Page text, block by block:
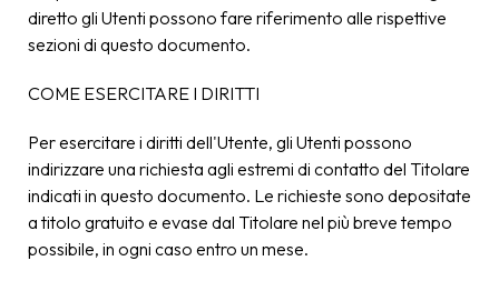
diretto gli Utenti possono fare riferimento alle rispettive
sezioni di questo documento.
COME ESERCITARE I DIRITTI
Per esercitare i diritti dell'Utente, gli Utenti possono
indirizzare una richiesta agli estremi di contatto del Titolare
indicati in questo documento. Le richieste sono depositate
a titolo gratuito e evase dal Titolare nel più breve tempo
possibile, in ogni caso entro un mese.